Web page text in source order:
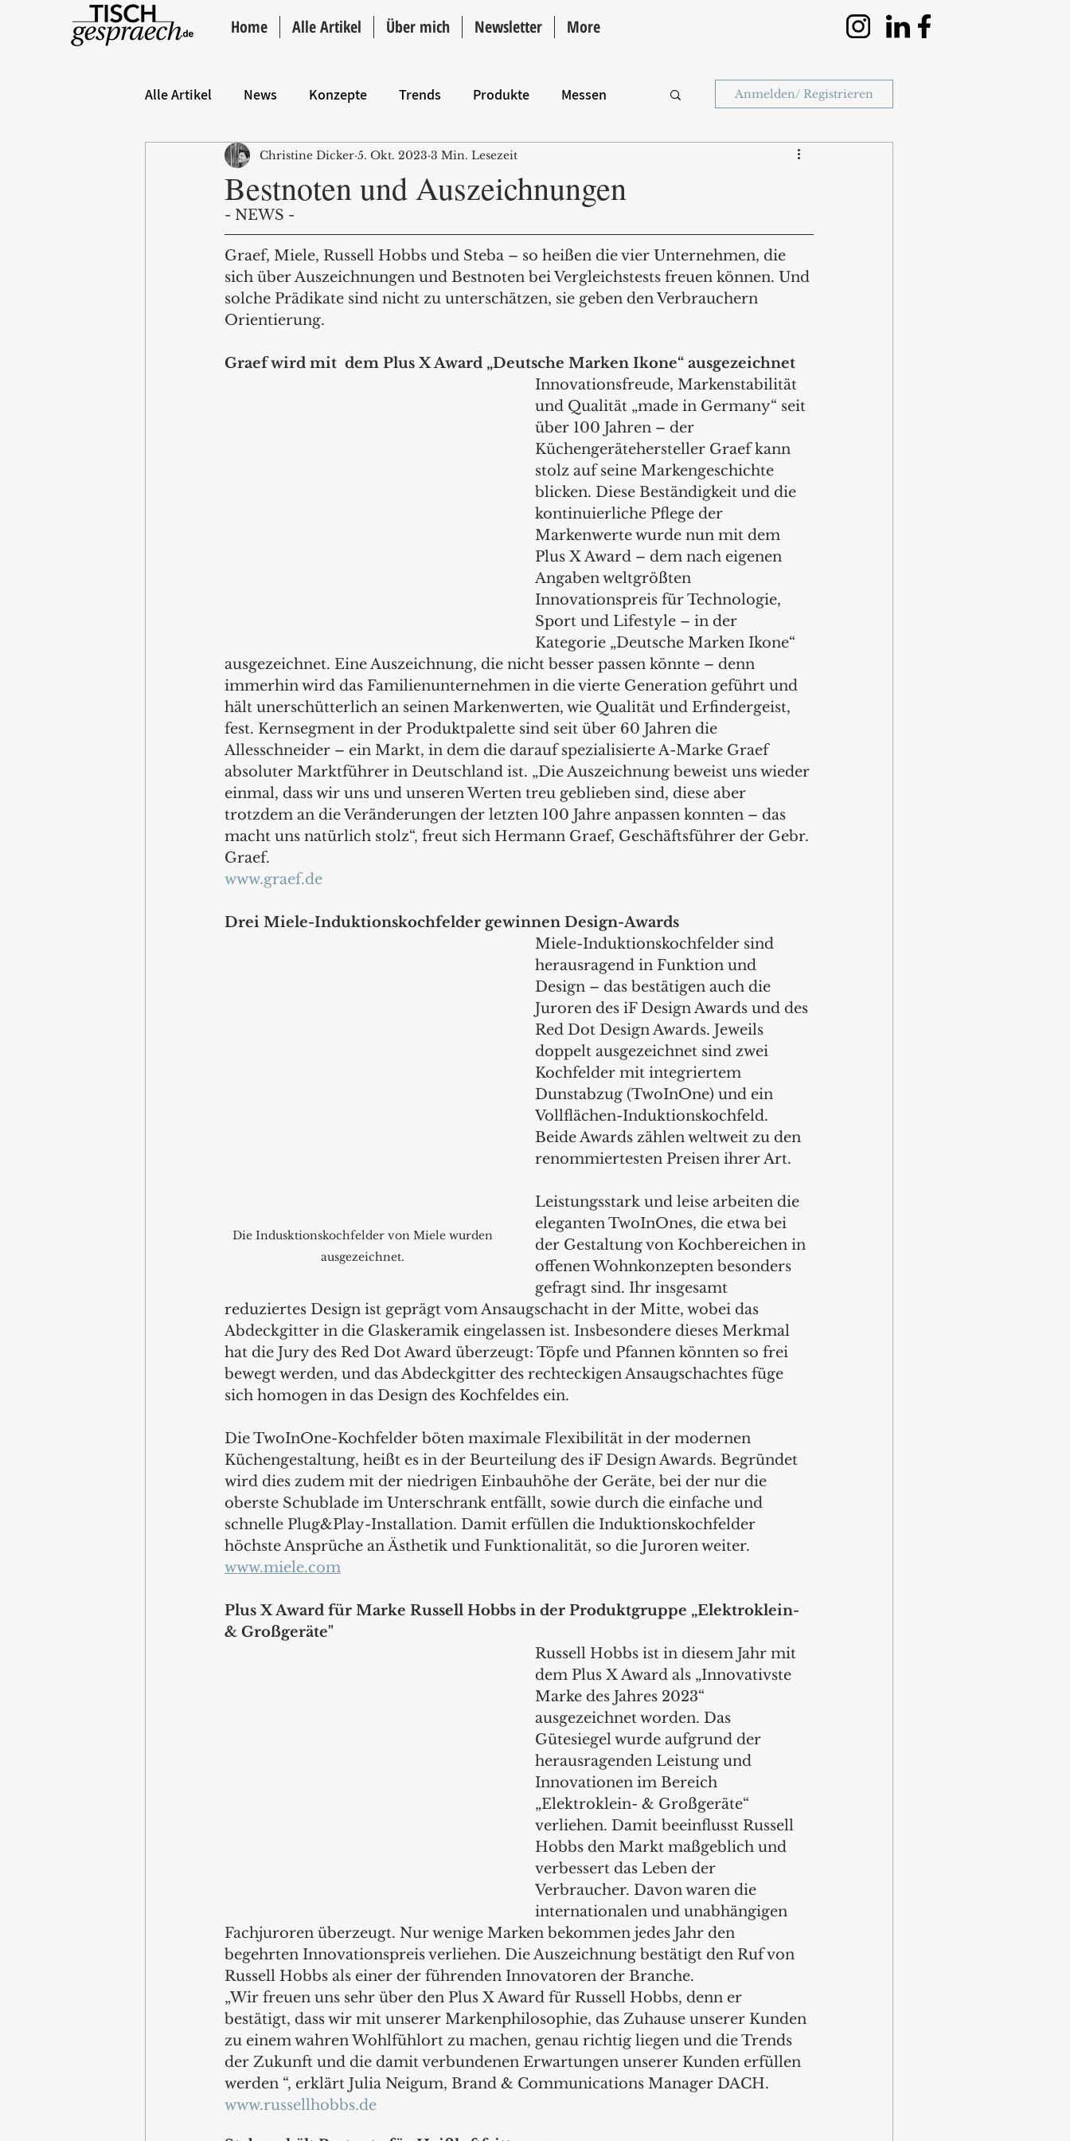
Home Alle Artikel Über mich Newsletter More
Alle Artikel News Konzepte Trends Produkte Messen
Hintergrund ANZEIGE Intro
Anmelden/ Registrieren
Bestnoten und Auszeichnungen
Christine Dicker 5. Okt. 2023 3 Min. Lesezeit
- NEWS -
Graef, Miele, Russell Hobbs und Steba – so heißen die vier Unternehmen, die
sich über Auszeichnungen und Bestnoten bei Vergleichstests freuen können. Und
solche Prädikate sind nicht zu unterschätzen, sie geben den Verbrauchern
Orientierung.
Graef wird mit  dem Plus X Award „Deutsche Marken Ikone“ ausgezeichnet
Innovationsfreude, Markenstabilität
und Qualität „made in Germany“ seit
über 100 Jahren – der
Küchengerätehersteller Graef kann
stolz auf seine Markengeschichte
blicken. Diese Beständigkeit und die
kontinuierliche Pflege der
Markenwerte wurde nun mit dem
Plus X Award – dem nach eigenen
Angaben weltgrößten
Innovationspreis für Technologie,
Sport und Lifestyle – in der
Kategorie „Deutsche Marken Ikone“
ausgezeichnet. Eine Auszeichnung, die nicht besser passen könnte – denn
immerhin wird das Familienunternehmen in die vierte Generation geführt und
hält unerschütterlich an seinen Markenwerten, wie Qualität und Erfindergeist,
fest. Kernsegment in der Produktpalette sind seit über 60 Jahren die
Allesschneider – ein Markt, in dem die darauf spezialisierte A-Marke Graef
absoluter Marktführer in Deutschland ist. „Die Auszeichnung beweist uns wieder
einmal, dass wir uns und unseren Werten treu geblieben sind, diese aber
trotzdem an die Veränderungen der letzten 100 Jahre anpassen konnten – das
macht uns natürlich stolz“, freut sich Hermann Graef, Geschäftsführer der Gebr.
Graef.
www.graef.de
Drei Miele-Induktionskochfelder gewinnen Design-Awards
Die Indusktionskochfelder von Miele wurden
ausgezeichnet.
Miele-Induktionskochfelder sind
herausragend in Funktion und
Design – das bestätigen auch die
Juroren des iF Design Awards und des
Red Dot Design Awards. Jeweils
doppelt ausgezeichnet sind zwei
Kochfelder mit integriertem
Dunstabzug (TwoInOne) und ein
Vollflächen-Induktionskochfeld.
Beide Awards zählen weltweit zu den
renommiertesten Preisen ihrer Art.
Leistungsstark und leise arbeiten die
eleganten TwoInOnes, die etwa bei
der Gestaltung von Kochbereichen in
offenen Wohnkonzepten besonders
gefragt sind. Ihr insgesamt
reduziertes Design ist geprägt vom Ansaugschacht in der Mitte, wobei das
Abdeckgitter in die Glaskeramik eingelassen ist. Insbesondere dieses Merkmal
hat die Jury des Red Dot Award überzeugt: Töpfe und Pfannen könnten so frei
bewegt werden, und das Abdeckgitter des rechteckigen Ansaugschachtes füge
sich homogen in das Design des Kochfeldes ein.
Die TwoInOne-Kochfelder böten maximale Flexibilität in der modernen
Küchengestaltung, heißt es in der Beurteilung des iF Design Awards. Begründet
wird dies zudem mit der niedrigen Einbauhöhe der Geräte, bei der nur die
oberste Schublade im Unterschrank entfällt, sowie durch die einfache und
schnelle Plug&Play-Installation. Damit erfüllen die Induktionskochfelder
höchste Ansprüche an Ästhetik und Funktionalität, so die Juroren weiter.
www.miele.com
Plus X Award für Marke Russell Hobbs in der Produktgruppe „Elektroklein-
& Großgeräte"
Russell Hobbs ist in diesem Jahr mit
dem Plus X Award als „Innovativste
Marke des Jahres 2023“
ausgezeichnet worden. Das
Gütesiegel wurde aufgrund der
herausragenden Leistung und
Innovationen im Bereich
„Elektroklein- & Großgeräte“
verliehen. Damit beeinflusst Russell
Hobbs den Markt maßgeblich und
verbessert das Leben der
Verbraucher. Davon waren die
internationalen und unabhängigen
Fachjuroren überzeugt. Nur wenige Marken bekommen jedes Jahr den
begehrten Innovationspreis verliehen. Die Auszeichnung bestätigt den Ruf von
Russell Hobbs als einer der führenden Innovatoren der Branche.
„Wir freuen uns sehr über den Plus X Award für Russell Hobbs, denn er
bestätigt, dass wir mit unserer Markenphilosophie, das Zuhause unserer Kunden
zu einem wahren Wohlfühlort zu machen, genau richtig liegen und die Trends
der Zukunft und die damit verbundenen Erwartungen unserer Kunden erfüllen
werden “, erklärt Julia Neigum, Brand & Communications Manager DACH.
www.russellhobbs.de